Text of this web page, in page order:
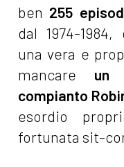
ben 255
dal 1974-
una vera e
mancare un
compianto
esordio
fortunata sit-